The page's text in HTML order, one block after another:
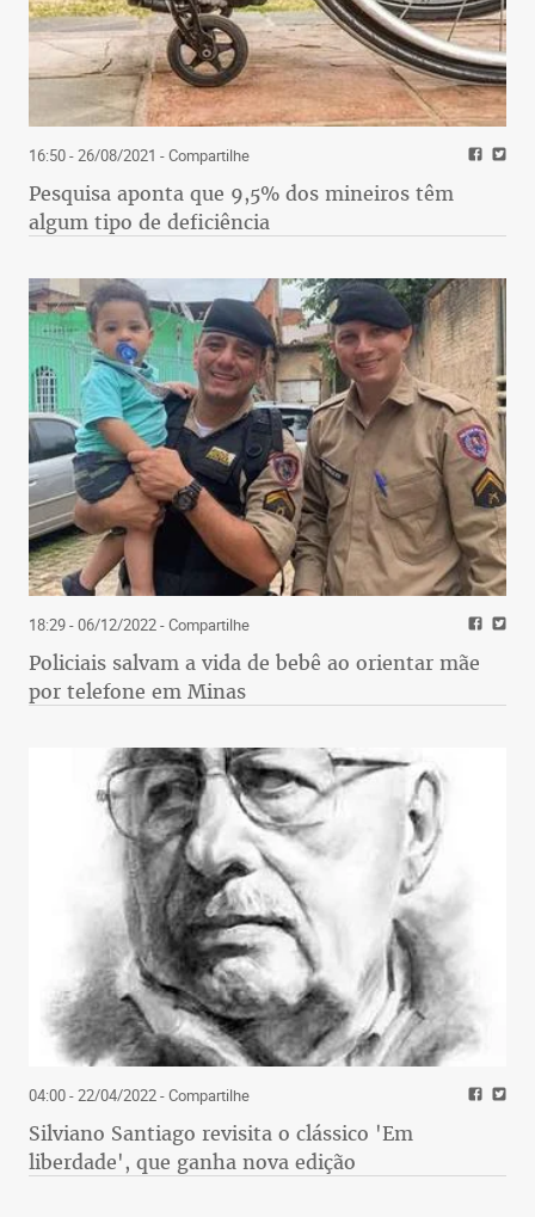
16:50 - 26/08/2021 - Compartilhe
Pesquisa aponta que 9,5% dos mineiros têm
algum tipo de deficiência
18:29 - 06/12/2022- Compartilhe
Policiais salvam a vida de bebê ao orientar mãe
por telefone em Minas
04:00 - 22/04/2022- Compartilhe
Silviano Santiago revisita o clássico 'Em
liberdade', que ganha nova edição